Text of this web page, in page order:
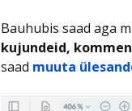
Bauhubis saad aga
kujundeid,
saad muuta